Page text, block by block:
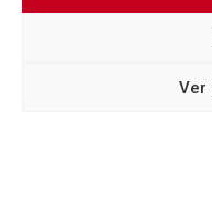
Ver
POÑERÁ FIN AO